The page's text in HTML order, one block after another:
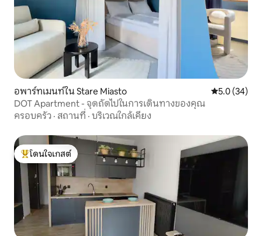
อพาร์ทเมนท์ใน Stare Miasto คะแนนเฉลี่ย
5.0 (34)
DOT Apartment - จุดถัดไปในการเดินทางของคุณ
ครอบครัว · สถานที่ · บริเวณใกล้เคียง
โดนใจเกสต์ที่สุด
โดนใจเกสต์